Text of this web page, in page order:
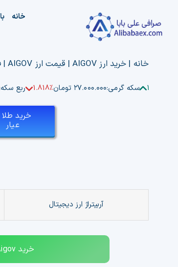
content
خانه
خانه | خرید ارز AIGOV | قیمت ارز AIGOV | فروش AIGOV
1.819% سکه گرمی:۲۷.۰۰۰.۰۰۰ تومان 1.818% ربع
عیار
آربیتراژ ارز دیجیتال
خرید